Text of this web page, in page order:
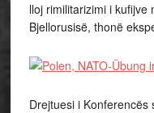
lloj rimilitarizimi i kufijve
Bjellorusisë, thonë
Drejtuesi i Konferencës